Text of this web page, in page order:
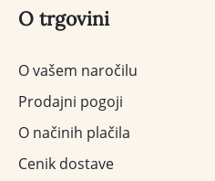
O trgovini
O vašem naročilu
Prodajni pogoji
O načinih plačila
Cenik dostave